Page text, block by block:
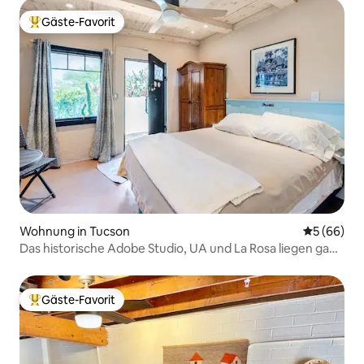
Beliebter Gäste-Favorit.
Gäste-Favorit
Wohnung in Tucson
5 (66)
Das historische Adobe Studio, UA und La Rosa liegen ganz
Beliebter Gäste-Favorit.
Gäste-Favorit